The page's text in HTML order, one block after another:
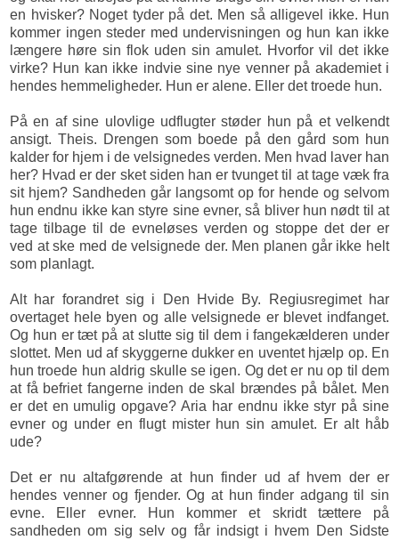
en hvisker? Noget tyder på det. Men så alligevel ikke. Hun
kommer ingen steder med undervisningen og hun kan ikke
længere høre sin flok uden sin amulet. Hvorfor vil det ikke
virke? Hun kan ikke indvie sine nye venner på akademiet i
hendes hemmeligheder. Hun er alene. Eller det troede hun.
På en af sine ulovlige udflugter støder hun på et velkendt
ansigt. Theis. Drengen som boede på den gård som hun
kalder for hjem i de velsignedes verden. Men hvad laver han
her? Hvad er der sket siden han er tvunget til at tage væk fra
sit hjem? Sandheden går langsomt op for hende og selvom
hun endnu ikke kan styre sine evner, så bliver hun nødt til at
tage tilbage til de evneløses verden og stoppe det der er
ved at ske med de velsignede der. Men planen går ikke helt
som planlagt.
Alt har forandret sig i Den Hvide By. Regiusregimet har
overtaget hele byen og alle velsignede er blevet indfanget.
Og hun er tæt på at slutte sig til dem i fangekælderen under
slottet. Men ud af skyggerne dukker en uventet hjælp op. En
hun troede hun aldrig skulle se igen. Og det er nu op til dem
at få befriet fangerne inden de skal brændes på bålet. Men
er det en umulig opgave? Aria har endnu ikke styr på sine
evner og under en flugt mister hun sin amulet. Er alt håb
ude?
Det er nu altafgørende at hun finder ud af hvem der er
hendes venner og fjender. Og at hun finder adgang til sin
evne. Eller evner. Hun kommer et skridt tættere på
sandheden om sig selv og får indsigt i hvem Den Sidste